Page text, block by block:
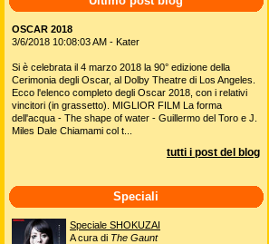
OSCAR 2018
3/6/2018 10:08:03 AM - Kater
Si è celebrata il 4 marzo 2018 la 90° edizione della
Cerimonia degli Oscar, al Dolby Theatre di Los Angeles.
Ecco l'elenco completo degli Oscar 2018, con i relativi
vincitori (in grassetto). MIGLIOR FILM La forma
dell'acqua - The shape of water - Guillermo del Toro e J.
Miles Dale Chiamami col t...
tutti i post del blog
Speciali
Speciale SHOKUZAI
A cura di The Gaunt